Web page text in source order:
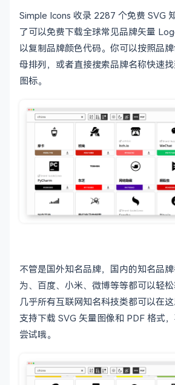
Simple Icons 收录 2287 个免费 SVG
了可以免费下载全球常见品牌矢量
以复制品牌颜色代码。你可以按照品
母排列，或者直接搜索品牌名称快速
图标。
不管是国外知名品牌，国内的知名品
为、百度、小米、微博等等都可以轻松
几乎所有互联网知名科技类都可以在
支持下载 SVG 矢量图像和 PDF 格式
尝试哦。